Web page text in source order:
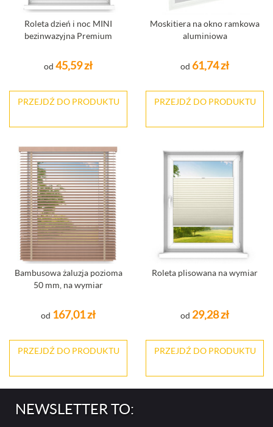
Roleta dzień i noc MINI
bezinwazyjna Premium
od 45,59 zł
PRZEJDŹ DO PRODUKTU
Moskitiera na okno ramkowa
aluminiowa
od 61,74 zł
PRZEJDŹ DO PRODUKTU
Bambusowa żaluzja pozioma
50 mm, na wymiar
od 167,01 zł
PRZEJDŹ DO PRODUKTU
Roleta plisowana na wymiar
od 29,28 zł
PRZEJDŹ DO PRODUKTU
NEWSLETTER TO: